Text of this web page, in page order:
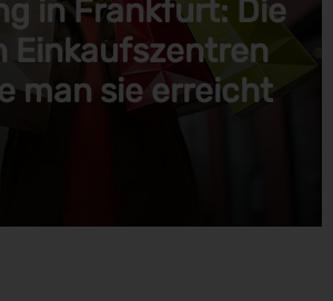
in Frankfurt: Die
Einkaufszentren
man sie erreicht